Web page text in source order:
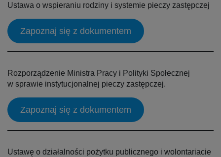
Ustawa o wspieraniu rodziny i systemie pieczy zastępczej
Zapoznaj się z dokumentem
Rozporządzenie Ministra Pracy i Polityki Społecznej
w sprawie instytucjonalnej pieczy zastępczej.
Zapoznaj się z dokumentem
Ustawę o działalności pożytku publicznego i wolontariacie